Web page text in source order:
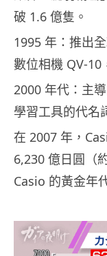
破 1.6 億隻。
1995 年：推出
數位相機 QV-10
2000 年代：主
學習工具的代名
在 2007 年，
6,230 億日圓（
Casio 的黃金年